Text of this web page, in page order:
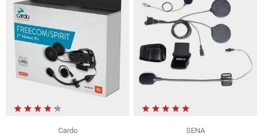
Cardo
SENA